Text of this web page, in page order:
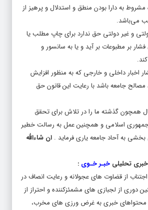
می‌باشد.
دولتی و غیر دولتی حق ندارد برای چاپ مطلب یا
بر مطبوعات بر آید و یا به سانسور و
اخبار داخلی و خارجی که به منظور افزایش
جامعه باشد با رعایت این قانون حق
همچون گذشته ما را در تلاش برای تحقق
اسلامی و همچنین عمل به رسالت خطیر
به آحاد جامعه یاری فرماید .ان شاءالله
از قضاوت های عجولانه و رعایت انصاف در
دوری از لجبازی های مشمئزکننده و احتراز از
محتواهای خبری به غرض ورزی های مخرب،
مثبت و نقدِ عملکردهای منفی، جزو اصول رکین